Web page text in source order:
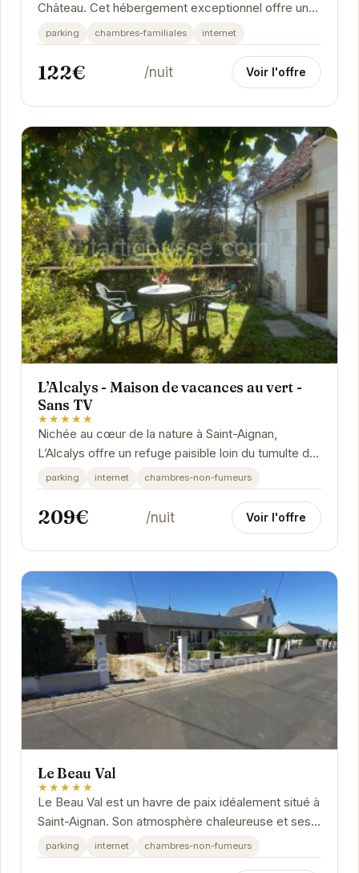
Château. Cet hébergement exceptionnel offre un
cadre idyllique pour un séjour inoubliable à...
parking chambres-familiales internet
122€ /nuit Voir l'offre
L’Alcalys - Maison de vacances au vert -
Sans TV
★★★★★
Nichée au cœur de la nature à Saint-Aignan,
L’Alcalys offre un refuge paisible loin du tumulte de
la vie quotidienne. Cette maison de vacances...
parking internet chambres-non-fumeurs
209€ /nuit Voir l'offre
Le Beau Val
★★★★★
Le Beau Val est un havre de paix idéalement situé à
Saint-Aignan. Son atmosphère chaleureuse et ses
chambres confortables vous invitent à la...
parking internet chambres-non-fumeurs